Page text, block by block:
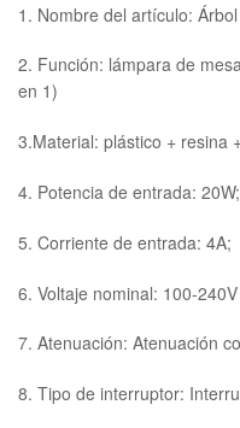
1. Nombre del artículo:
2. Función: lámpara de
en 1)
3.Material: plástico + resina
4. Potencia de entrada: 20W;
5. Corriente de entrada: 4A;
6. Voltaje nominal: 100-
7. Atenuación: Atenuación
8. Tipo de interruptor: